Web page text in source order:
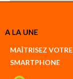
Créer
compte
A LA UNE
MAÎTRISEZ VOTRE
SMARTPHONE